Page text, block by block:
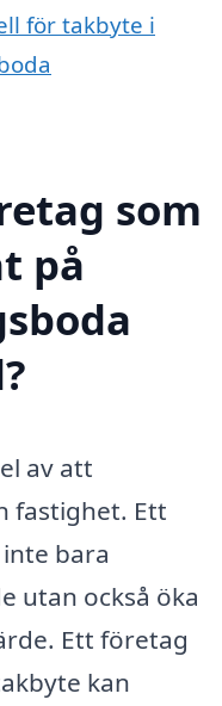
för takbyte i
som
på
av att
fastighet. Ett
bara
utan också öka
Ett företag
kan